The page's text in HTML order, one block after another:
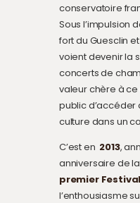
conservatoire
Sous l’impulsion
fort du Guesclin
voient devenir la
concerts de
valeur chère à
public d’accéder
culture dans un
C’est en 2013,
anniversaire de
premier
l’enthousiasme